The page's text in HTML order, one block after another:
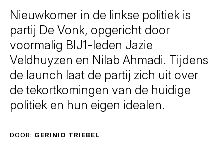
Nieuwkomer in de linkse politiek is
partij De Vonk, opgericht door
voormalig BIJ1-leden Jazie
Veldhuyzen en Nilab Ahmadi. Tijdens
de launch laat de partij zich uit over
de tekortkomingen van de huidige
politiek en hun eigen idealen.
DOOR: GERINIO TRIEBEL